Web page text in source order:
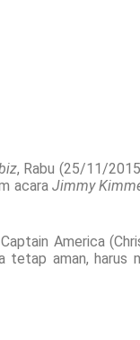
, Rabu (25/11/
acara Jimmy
America
tetap aman, harus